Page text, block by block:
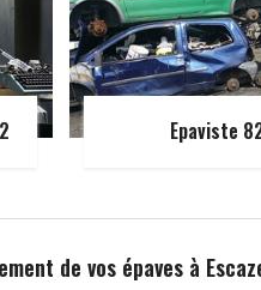
Epaviste
de vos épaves à